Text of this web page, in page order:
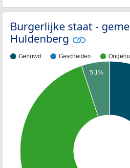
Burgerlijke staat -
Huldenberg
Gehuwd Gescheiden
5,1%